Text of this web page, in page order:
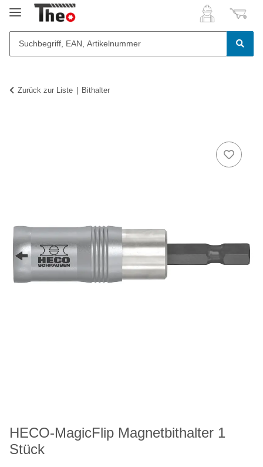
Zurück zur Liste Bithalter
HECO-MagicFlip Magnetbithalter 1
Stück